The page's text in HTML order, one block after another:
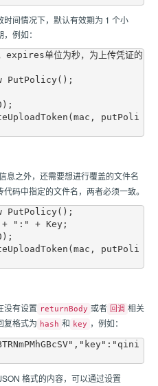
间情况下，默认有效期为 1 个小
例如：
expires单位为秒，为上传凭证的
PutPolicy();
putPoli
息之外，还需要想进行覆盖的文件名
码中指定的文件名，两者必须一致。
PutPolicy();
+ ":" + Key;
putPoli
没有设置 returnBody 或者 回调 相关
复格式为 hash 和 key ，例如：
格式的内容，可以通过设置